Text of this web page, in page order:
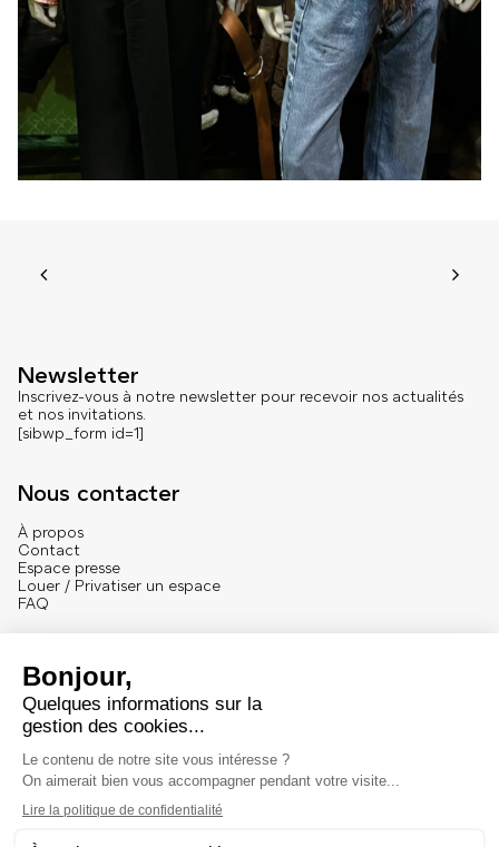
Newsletter
Inscrivez-vous à notre newsletter pour recevoir nos actualités
et nos invitations.
[sibwp_form id=1]
Nous contacter
À propos
Contact
Espace presse
Louer / Privatiser un espace
FAQ
Mentions
Mentions légales et crédits